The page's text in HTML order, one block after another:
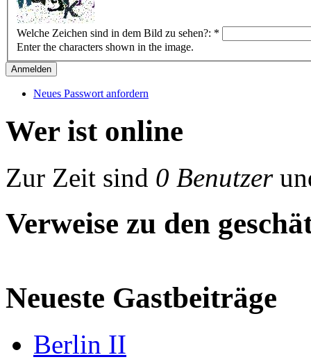
Welche Zeichen sind in dem Bild zu sehen?: *
Enter the characters shown in the image.
Neues Passwort anfordern
Wer ist online
Zur Zeit sind 0 Benutzer
Verweise zu den
Neueste Gastbeiträge
Berlin II